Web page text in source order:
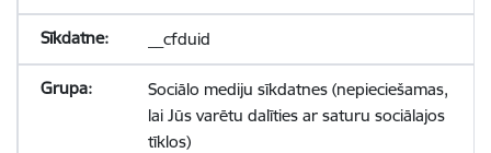
__cfduid
Sociālo mediju sīkdatnes (nepieciešamas,
lai Jūs varētu dalīties ar saturu sociālajos
tīklos)